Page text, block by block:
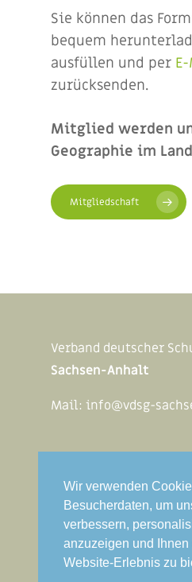
Sie können das
bequem
ausfüllen und per
zurücksenden.
Mitglied werden
Geographie im
Mitgliedschaft
Verband deutscher
Sachsen-Anhalt
Mail: info@vdsg-
Rechtliches
Impressum
Datenschutz
Wir verwenden
Besucherdaten, um
verbessern,
anzuzeigen und
Website-Erlebnis zu